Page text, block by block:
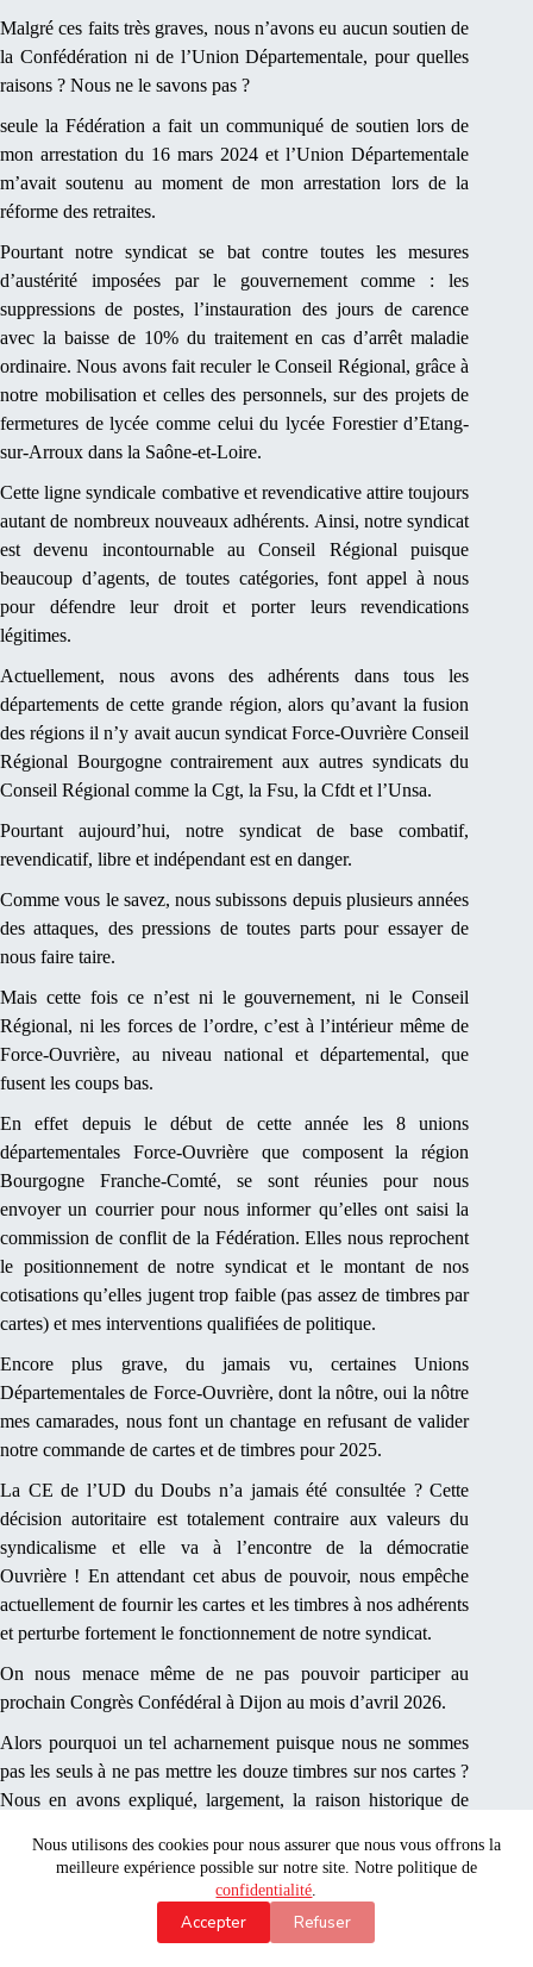
Nous utilisons des cookies pour nous assurer que nous vous offrons la
meilleure expérience possible sur notre site. Notre politique de
confidentialité.
Accepter Refuser
Malgré ces faits très graves, nous n’avons eu aucun soutien de
la Confédération ni de l’Union Départementale, pour quelles
raisons ? Nous ne le savons pas ?
seule la Fédération a fait un communiqué de soutien lors de
mon arrestation du 16 mars 2024 et l’Union Départementale
m’avait soutenu au moment de mon arrestation lors de la
réforme des retraites.
Pourtant notre syndicat se bat contre toutes les mesures
d’austérité imposées par le gouvernement comme : les
suppressions de postes, l’instauration des jours de carence
avec la baisse de 10% du traitement en cas d’arrêt maladie
ordinaire. Nous avons fait reculer le Conseil Régional, grâce à
notre mobilisation et celles des personnels, sur des projets de
fermetures de lycée comme celui du lycée Forestier d’Etang-
sur-Arroux dans la Saône-et-Loire.
Cette ligne syndicale combative et revendicative attire toujours
autant de nombreux nouveaux adhérents. Ainsi, notre syndicat
est devenu incontournable au Conseil Régional puisque
beaucoup d’agents, de toutes catégories, font appel à nous
pour défendre leur droit et porter leurs revendications
légitimes.
Actuellement, nous avons des adhérents dans tous les
départements de cette grande région, alors qu’avant la fusion
des régions il n’y avait aucun syndicat Force-Ouvrière Conseil
Régional Bourgogne contrairement aux autres syndicats du
Conseil Régional comme la Cgt, la Fsu, la Cfdt et l’Unsa.
Pourtant aujourd’hui, notre syndicat de base combatif,
revendicatif, libre et indépendant est en danger.
Comme vous le savez, nous subissons depuis plusieurs années
des attaques, des pressions de toutes parts pour essayer de
nous faire taire.
Mais cette fois ce n’est ni le gouvernement, ni le Conseil
Régional, ni les forces de l’ordre, c’est à l’intérieur même de
Force-Ouvrière, au niveau national et départemental, que
fusent les coups bas.
En effet depuis le début de cette année les 8 unions
départementales Force-Ouvrière que composent la région
Bourgogne Franche-Comté, se sont réunies pour nous
envoyer un courrier pour nous informer qu’elles ont saisi la
commission de conflit de la Fédération. Elles nous reprochent
le positionnement de notre syndicat et le montant de nos
cotisations qu’elles jugent trop faible (pas assez de timbres par
cartes) et mes interventions qualifiées de politique.
Encore plus grave, du jamais vu, certaines Unions
Départementales de Force-Ouvrière, dont la nôtre, oui la nôtre
mes camarades, nous font un chantage en refusant de valider
notre commande de cartes et de timbres pour 2025.
La CE de l’UD du Doubs n’a jamais été consultée ? Cette
décision autoritaire est totalement contraire aux valeurs du
syndicalisme et elle va à l’encontre de la démocratie
Ouvrière ! En attendant cet abus de pouvoir, nous empêche
actuellement de fournir les cartes et les timbres à nos adhérents
et perturbe fortement le fonctionnement de notre syndicat.
On nous menace même de ne pas pouvoir participer au
prochain Congrès Confédéral à Dijon au mois d’avril 2026.
Alors pourquoi un tel acharnement puisque nous ne sommes
pas les seuls à ne pas mettre les douze timbres sur nos cartes ?
Nous en avons expliqué, largement, la raison historique de
Serait-ce une façon de nous faire partir de Force-Ouvrière
avant les prochains congrès ??? De quoi ont-ils peur ???
Ou peut-être que le secrétaire Général de notre Confédération